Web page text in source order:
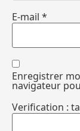
E-mail *
Enregistrer
navigateur
Verification :